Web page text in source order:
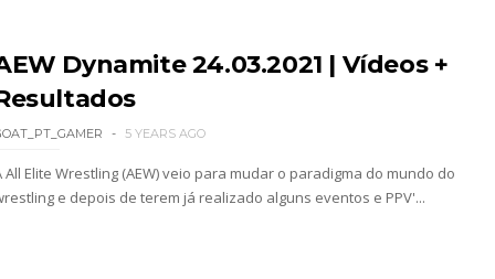
Jon Moxley salvou a identidade da empresa
perto de interromper combate de Brie Bella
sem Brie Bella
Dynamite 24.03.2021 | Vídeos +
5 YEARS AGO
All Elite Wrestling (AEW) veio para mudar o paradigma do mundo do
e depois de terem já realizado alguns eventos e PPV'...